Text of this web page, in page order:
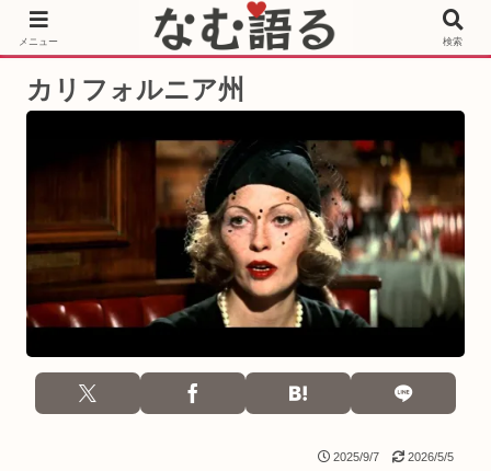
［PR］Prime Video もっと観るならサブスクリプション
カリフォルニア州
2025/9/7 2026/5/5
メニュー 検索